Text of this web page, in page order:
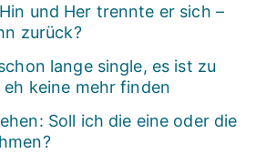
und Her trennte er sich –
zurück?
lange single, es ist zu
keine mehr finden
Soll ich die eine oder die